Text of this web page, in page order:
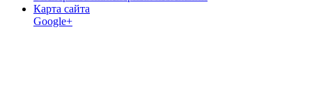
Карта сайта
Google+